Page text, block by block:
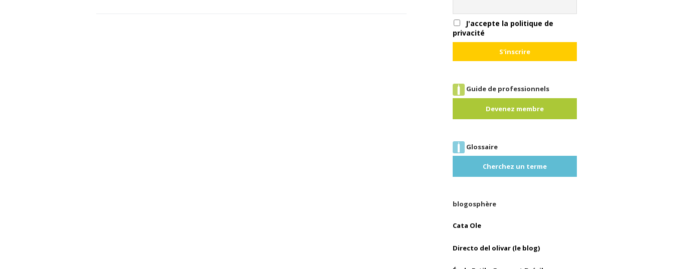
J'accepte la politique de
privacité
Guide de professionnels
Devenez membre
Glossaire
Cherchez un terme
blogosphère
Cata Ole
Directo del olivar (le blog)